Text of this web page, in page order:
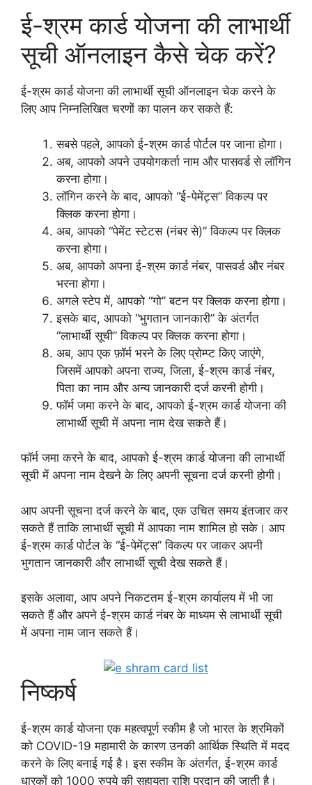
ई-श्रम कार्ड योजना की लाभार्थी
सूची ऑनलाइन कैसे चेक करें?
ई-श्रम कार्ड योजना की लाभार्थी सूची ऑनलाइन चेक करने के
लिए आप निम्नलिखित चरणों का पालन कर सकते हैं:
सबसे पहले, आपको ई-श्रम कार्ड पोर्टल पर जाना होगा।
अब, आपको अपने उपयोगकर्ता नाम और पासवर्ड से लॉगिन
करना होगा।
लॉगिन करने के बाद, आपको “ई-पेमेंट्स” विकल्प पर
क्लिक करना होगा।
अब, आपको “पेमेंट स्टेटस (नंबर से)” विकल्प पर क्लिक
करना होगा।
अब, आपको अपना ई-श्रम कार्ड नंबर, पासवर्ड और नंबर
भरना होगा।
अगले स्टेप में, आपको “गो” बटन पर क्लिक करना होगा।
इसके बाद, आपको “भुगतान जानकारी” के अंतर्गत
“लाभार्थी सूची” विकल्प पर क्लिक करना होगा।
अब, आप एक फ़ॉर्म भरने के लिए प्रोम्प्ट किए जाएंगे,
जिसमें आपको अपना राज्य, जिला, ई-श्रम कार्ड नंबर,
पिता का नाम और अन्य जानकारी दर्ज करनी होगी।
फॉर्म जमा करने के बाद, आपको ई-श्रम कार्ड योजना की
लाभार्थी सूची में अपना नाम देख सकते हैं।
फॉर्म जमा करने के बाद, आपको ई-श्रम कार्ड योजना की लाभार्थी
सूची में अपना नाम देखने के लिए अपनी सूचना दर्ज करनी होगी।
आप अपनी सूचना दर्ज करने के बाद, एक उचित समय इंतजार कर
सकते हैं ताकि लाभार्थी सूची में आपका नाम शामिल हो सके। आप
ई-श्रम कार्ड पोर्टल के “ई-पेमेंट्स” विकल्प पर जाकर अपनी
भुगतान जानकारी और लाभार्थी सूची देख सकते हैं।
इसके अलावा, आप अपने निकटतम ई-श्रम कार्यालय में भी जा
सकते हैं और अपने ई-श्रम कार्ड नंबर के माध्यम से लाभार्थी सूची
में अपना नाम जान सकते हैं।
निष्कर्ष
ई-श्रम कार्ड योजना एक महत्वपूर्ण स्कीम है जो भारत के श्रमिकों
को COVID-19 महामारी के कारण उनकी आर्थिक स्थिति में मदद
करने के लिए बनाई गई है। इस स्कीम के अंतर्गत, ई-श्रम कार्ड
धारकों को 1000 रुपये की सहायता राशि प्रदान की जाती है।